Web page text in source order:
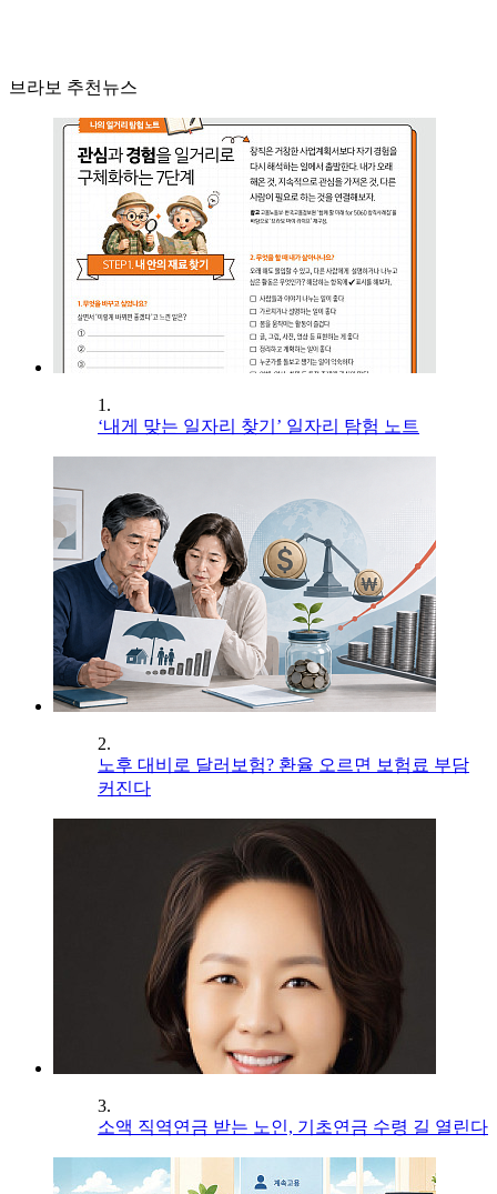
브라보 추천뉴스
1.
‘내게 맞는 일자리 찾기’ 일자리 탐험 노트
2.
노후 대비로 달러보험? 환율 오르면 보험료 부담
커진다
3.
소액 직역연금 받는 노인, 기초연금 수령 길 열린다